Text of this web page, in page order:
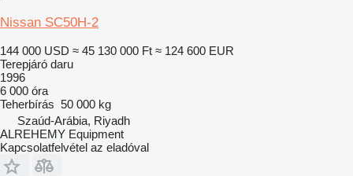
Nissan SC50H-2
144 000 USD ≈ 45 130 000 Ft ≈ 124 600 EUR
Terepjáró daru
1996
6 000 óra
Teherbírás 50 000 kg
Szaúd-Arábia, Riyadh
ALREHEMY Equipment
Kapcsolatfelvétel az eladóval